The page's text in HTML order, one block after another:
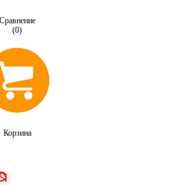
Сравнение
(0)
Корзина